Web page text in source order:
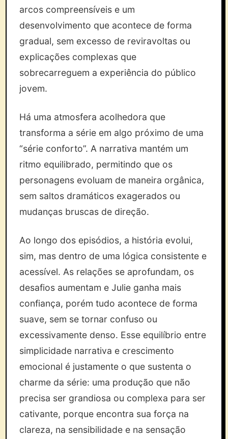
arcos compreensíveis e um
desenvolvimento que acontece de forma
gradual, sem excesso de reviravoltas ou
explicações complexas que
sobrecarreguem a experiência do público
jovem.
Há uma atmosfera acolhedora que
transforma a série em algo próximo de uma
“série conforto”. A narrativa mantém um
ritmo equilibrado, permitindo que os
personagens evoluam de maneira orgânica,
sem saltos dramáticos exagerados ou
mudanças bruscas de direção.
Ao longo dos episódios, a história evolui,
sim, mas dentro de uma lógica consistente e
acessível. As relações se aprofundam, os
desafios aumentam e Julie ganha mais
confiança, porém tudo acontece de forma
suave, sem se tornar confuso ou
excessivamente denso. Esse equilíbrio entre
simplicidade narrativa e crescimento
emocional é justamente o que sustenta o
charme da série: uma produção que não
precisa ser grandiosa ou complexa para ser
cativante, porque encontra sua força na
clareza, na sensibilidade e na sensação